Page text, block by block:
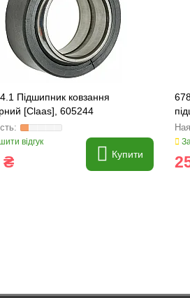
Підшипник ковзання
[Claas], 605244
відгук
₴ Купити